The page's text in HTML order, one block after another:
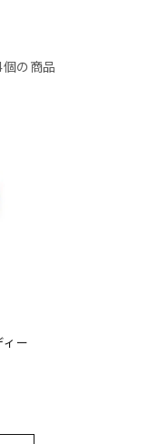
の商品
ィー